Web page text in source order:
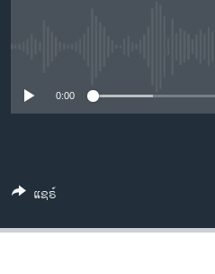
ຊີວິດຊາວລາວ
ທຸລະກິດ
ພາສາອັງກິດ
0:00
ແຊຣ໌